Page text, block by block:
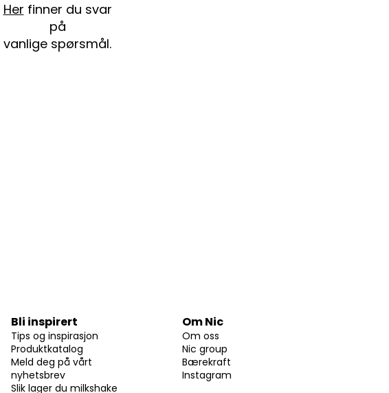
Her finner du svar
på
vanlige spørsmål.
Bli inspirert
Tips og inspirasjon
Produktkatalog
Meld deg på vårt
nyhetsbrev
Slik lager du milkshake
Om Nic
Om oss
Nic group
Bærekraft
Instagram